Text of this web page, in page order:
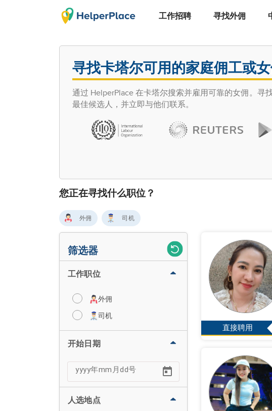
工作招聘 寻找外佣
寻找卡塔尔可用的家庭佣工或女
通过 HelperPlace 在卡塔尔搜索并雇用可靠的女佣。
最佳候选人，并立即与他们联系。
您正在寻找什么职位？
外佣 司机
筛选器
工作职位
外佣
司机
开始日期
人选地点
直接聘用